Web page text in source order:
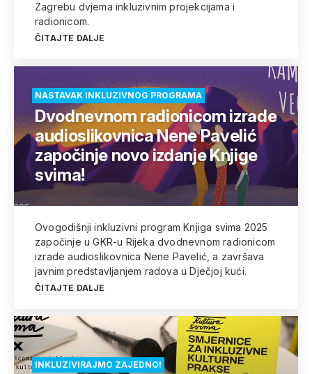
Zagrebu dvjema inkluzivnim projekcijama i
radionicom.
ČITAJTE DALJE
NASTAVAK INKLUZIVNOG PROGRAMA
Dvodnevnom radionicom izrade
audioslikovnica Nene Pavelić
započinje novo izdanje Knjige
svima!
Ovogodišnji inkluzivni program Knjiga svima 2025
započinje u GKR-u Rijeka dvodnevnom radionicom
izrade audioslikovnica Nene Pavelić, a završava
javnim predstavljanjem radova u Dječjoj kući.
ČITAJTE DALJE
INKLUZIVIRAJMO ZAJEDNO!